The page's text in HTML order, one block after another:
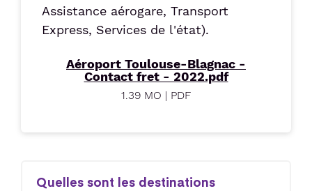
Assistance aérogare, Transport
Express, Services de l'état).
Aéroport Toulouse-Blagnac -
Contact fret - 2022.pdf
1.39 MO | PDF
Quelles sont les destinations